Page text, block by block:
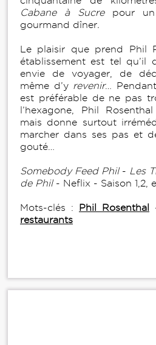
Cabane à Sucre pour
gourmand dîner.
Le plaisir que prend Phil
établissement est tel qu’il
envie de voyager, de
même d’y revenir…
est préférable de ne pas
l’hexagone, Phil
mais donne surtout
marcher dans ses pas et
gouté…
Somebody Feed Phil - Les
de Phil- Neflix - Saison 1,2,
Mots-clés : Phil Rosenthal
restaurants